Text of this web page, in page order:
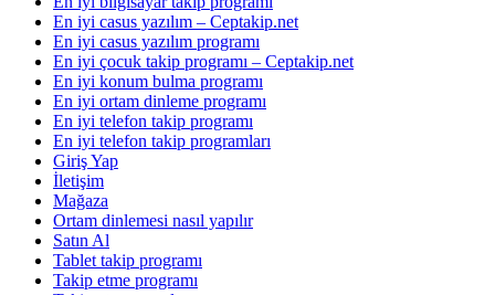
En iyi casus yazılım – Ceptakip.net
En iyi casus yazılım programı
En iyi çocuk takip programı – Ceptakip.net
En iyi konum bulma programı
En iyi ortam dinleme programı
En iyi telefon takip programı
En iyi telefon takip programları
Giriş Yap
İletişim
Mağaza
Ortam dinlemesi nasıl yapılır
Satın Al
Tablet takip programı
Takip etme programı